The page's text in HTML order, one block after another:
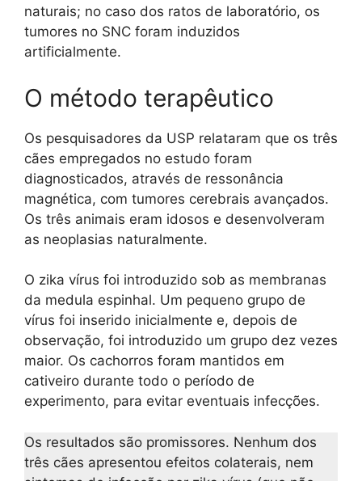
naturais; no caso dos ratos de laboratório, os
tumores no SNC foram induzidos
artificialmente.
O método terapêutico
Os pesquisadores da USP relataram que os três
cães empregados no estudo foram
diagnosticados, através de ressonância
magnética, com tumores cerebrais avançados.
Os três animais eram idosos e desenvolveram
as neoplasias naturalmente.
O zika vírus foi introduzido sob as membranas
da medula espinhal. Um pequeno grupo de
vírus foi inserido inicialmente e, depois de
observação, foi introduzido um grupo dez vezes
maior. Os cachorros foram mantidos em
cativeiro durante todo o período de
experimento, para evitar eventuais infecções.
Os resultados são promissores. Nenhum dos
três cães apresentou efeitos colaterais, nem